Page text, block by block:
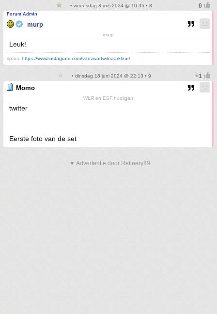
• woensdag 8 mei 2024 @ 10:35 • 8
Forum Admin
murp
murp
Leuk!
spam: https://www.instagram.com/vanzwartwitnaarkleur/
• dinsdag 18 juni 2024 @ 22:13 • 9
Momo
WLR en ESF hooligan
twitter
Eerste foto van de set
▼ Advertentie door Refinery89